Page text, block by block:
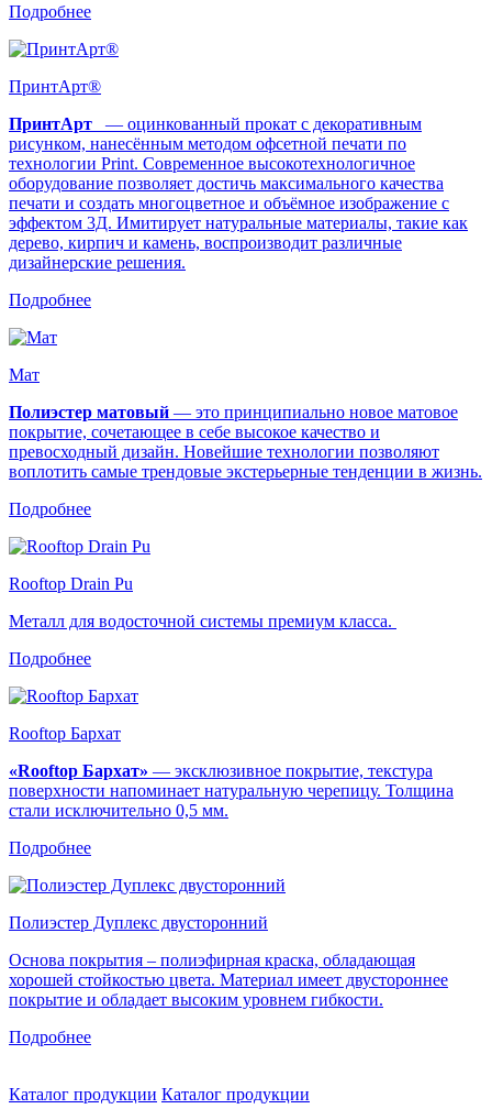
Подробнее
ПринтАрт®
ПринтАрт
— оцинкованный прокат с декоративным
рисунком, нанесённым методом офсетной печати по
технологии Print. Современное высокотехнологичное
оборудование позволяет достичь максимального качества
печати и создать многоцветное и объёмное изображение с
эффектом 3Д. Имитирует натуральные материалы, такие как
дерево, кирпич и камень, воспроизводит различные
дизайнерские решения.
Подробнее
Мат
Полиэстер матовый — это принципиально новое матовое
покрытие, сочетающее в себе высокое качество и
превосходный дизайн. Новейшие технологии позволяют
воплотить самые трендовые экстерьерные тенденции в жизнь.
Подробнее
Rooftop Drain Pu
Металл для водосточной системы премиум класса.
Подробнее
Rooftop Бархат
«Rooftop Бархат» — эксклюзивное покрытие, текстура
поверхности напоминает натуральную черепицу. Толщина
стали исключительно 0,5 мм.
Подробнее
Полиэстер Дуплекс двусторонний
Основа покрытия – полиэфирная краска, обладающая
хорошей стойкостью цвета. Материал имеет двустороннее
покрытие и обладает высоким уровнем гибкости.
Подробнее
Каталог продукции Каталог продукции